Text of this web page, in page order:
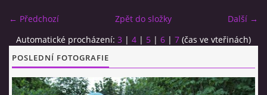
FOTOALBUM
← Předchozí Další →
Zpět do složky
Automatické procházení: 3 | 4 | 5 | 6 | 7 (čas ve vteřinách)
POSLEDNÍ FOTOGRAFIE